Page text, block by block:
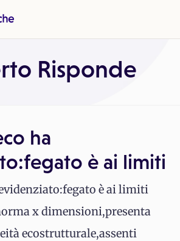
Risponde
ha
è ai limiti
è ai limiti
x dimensioni,presenta
ecostrutturale,assenti